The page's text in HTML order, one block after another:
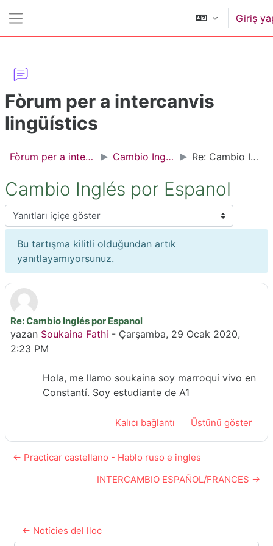
Giriş
Fòrum per a intercanvis
lingüístics
Fòrum per a intercanvis lingüístics Cambio Inglés por Espanol Re: Cambio Inglés por Espanol
Cambio Inglés por Espanol
Görünüm modu
Bu tartışma kilitli olduğundan artık
yanıtlayamıyorsunuz.
Re: Cambio Inglés por Espanol
yazan Soukaina Fathi - Çarşamba, 29 Ocak 2020,
2:23 PM
Yanıt sayısı: 0
Hola, me llamo soukaina soy marroquí vivo en
Constantí. Soy estudiante de A1
Kalıcı bağlantı Üstünü göster
← Practicar castellano - Hablo ruso e ingles
INTERCAMBIO ESPAÑOL/FRANCES →
← Notícies del lloc